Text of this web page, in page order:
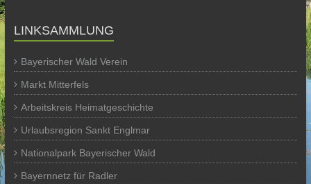
LINKSAMMLUNG
Bayerischer Wald Verein
Markt Mitterfels
Arbeitskreis Heimatgeschichte
Urlaubsregion Sankt Englmar
Nationalpark Bayerischer Wald
Bayernnetz für Radler